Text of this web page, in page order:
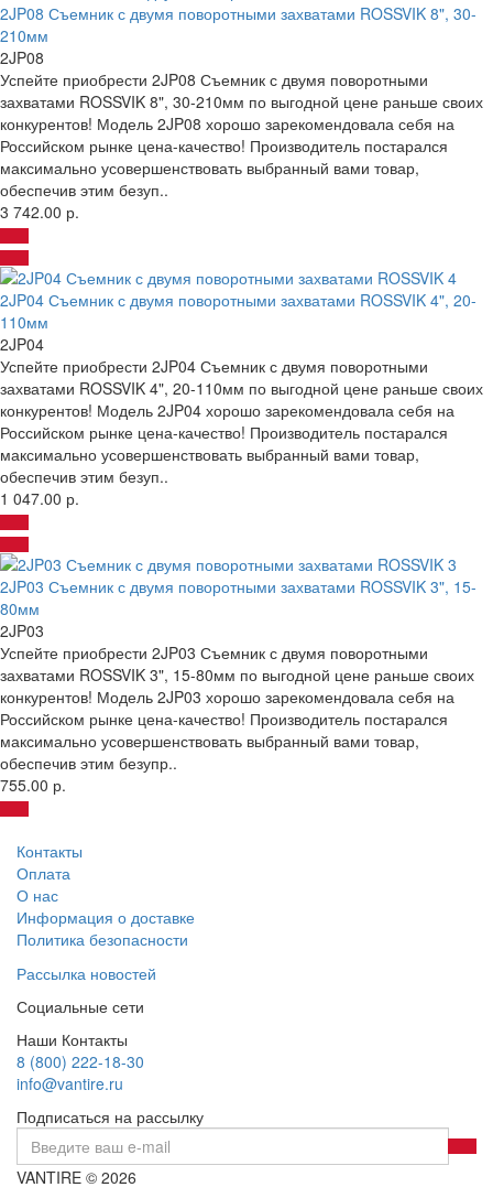
2JP08 Съемник с двумя поворотными захватами ROSSVIK 8", 30-
210мм
2JP08
Успейте приобрести 2JP08 Съемник с двумя поворотными
захватами ROSSVIK 8", 30-210мм по выгодной цене раньше своих
конкурентов! Модель 2JP08 хорошо зарекомендовала себя на
Российском рынке цена-качество! Производитель постарался
максимально усовершенствовать выбранный вами товар,
обеспечив этим безуп..
3 742.00 р.
2JP04 Съемник с двумя поворотными захватами ROSSVIK 4", 20-
110мм
2JP04
Успейте приобрести 2JP04 Съемник с двумя поворотными
захватами ROSSVIK 4", 20-110мм по выгодной цене раньше своих
конкурентов! Модель 2JP04 хорошо зарекомендовала себя на
Российском рынке цена-качество! Производитель постарался
максимально усовершенствовать выбранный вами товар,
обеспечив этим безуп..
1 047.00 р.
2JP03 Съемник с двумя поворотными захватами ROSSVIK 3", 15-
80мм
2JP03
Успейте приобрести 2JP03 Съемник с двумя поворотными
захватами ROSSVIK 3", 15-80мм по выгодной цене раньше своих
конкурентов! Модель 2JP03 хорошо зарекомендовала себя на
Российском рынке цена-качество! Производитель постарался
максимально усовершенствовать выбранный вами товар,
обеспечив этим безупр..
755.00 р.
Контакты
Оплата
О нас
Информация о доставке
Политика безопасности
Рассылка новостей
Социальные сети
Наши Контакты
8 (800) 222-18-30
info@vantire.ru
Подписаться на рассылку
VANTIRE © 2026